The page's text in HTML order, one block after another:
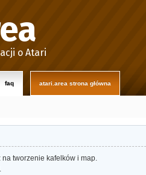
o Atari
faq atari.area strona główna
tworzenie kafelków i map.